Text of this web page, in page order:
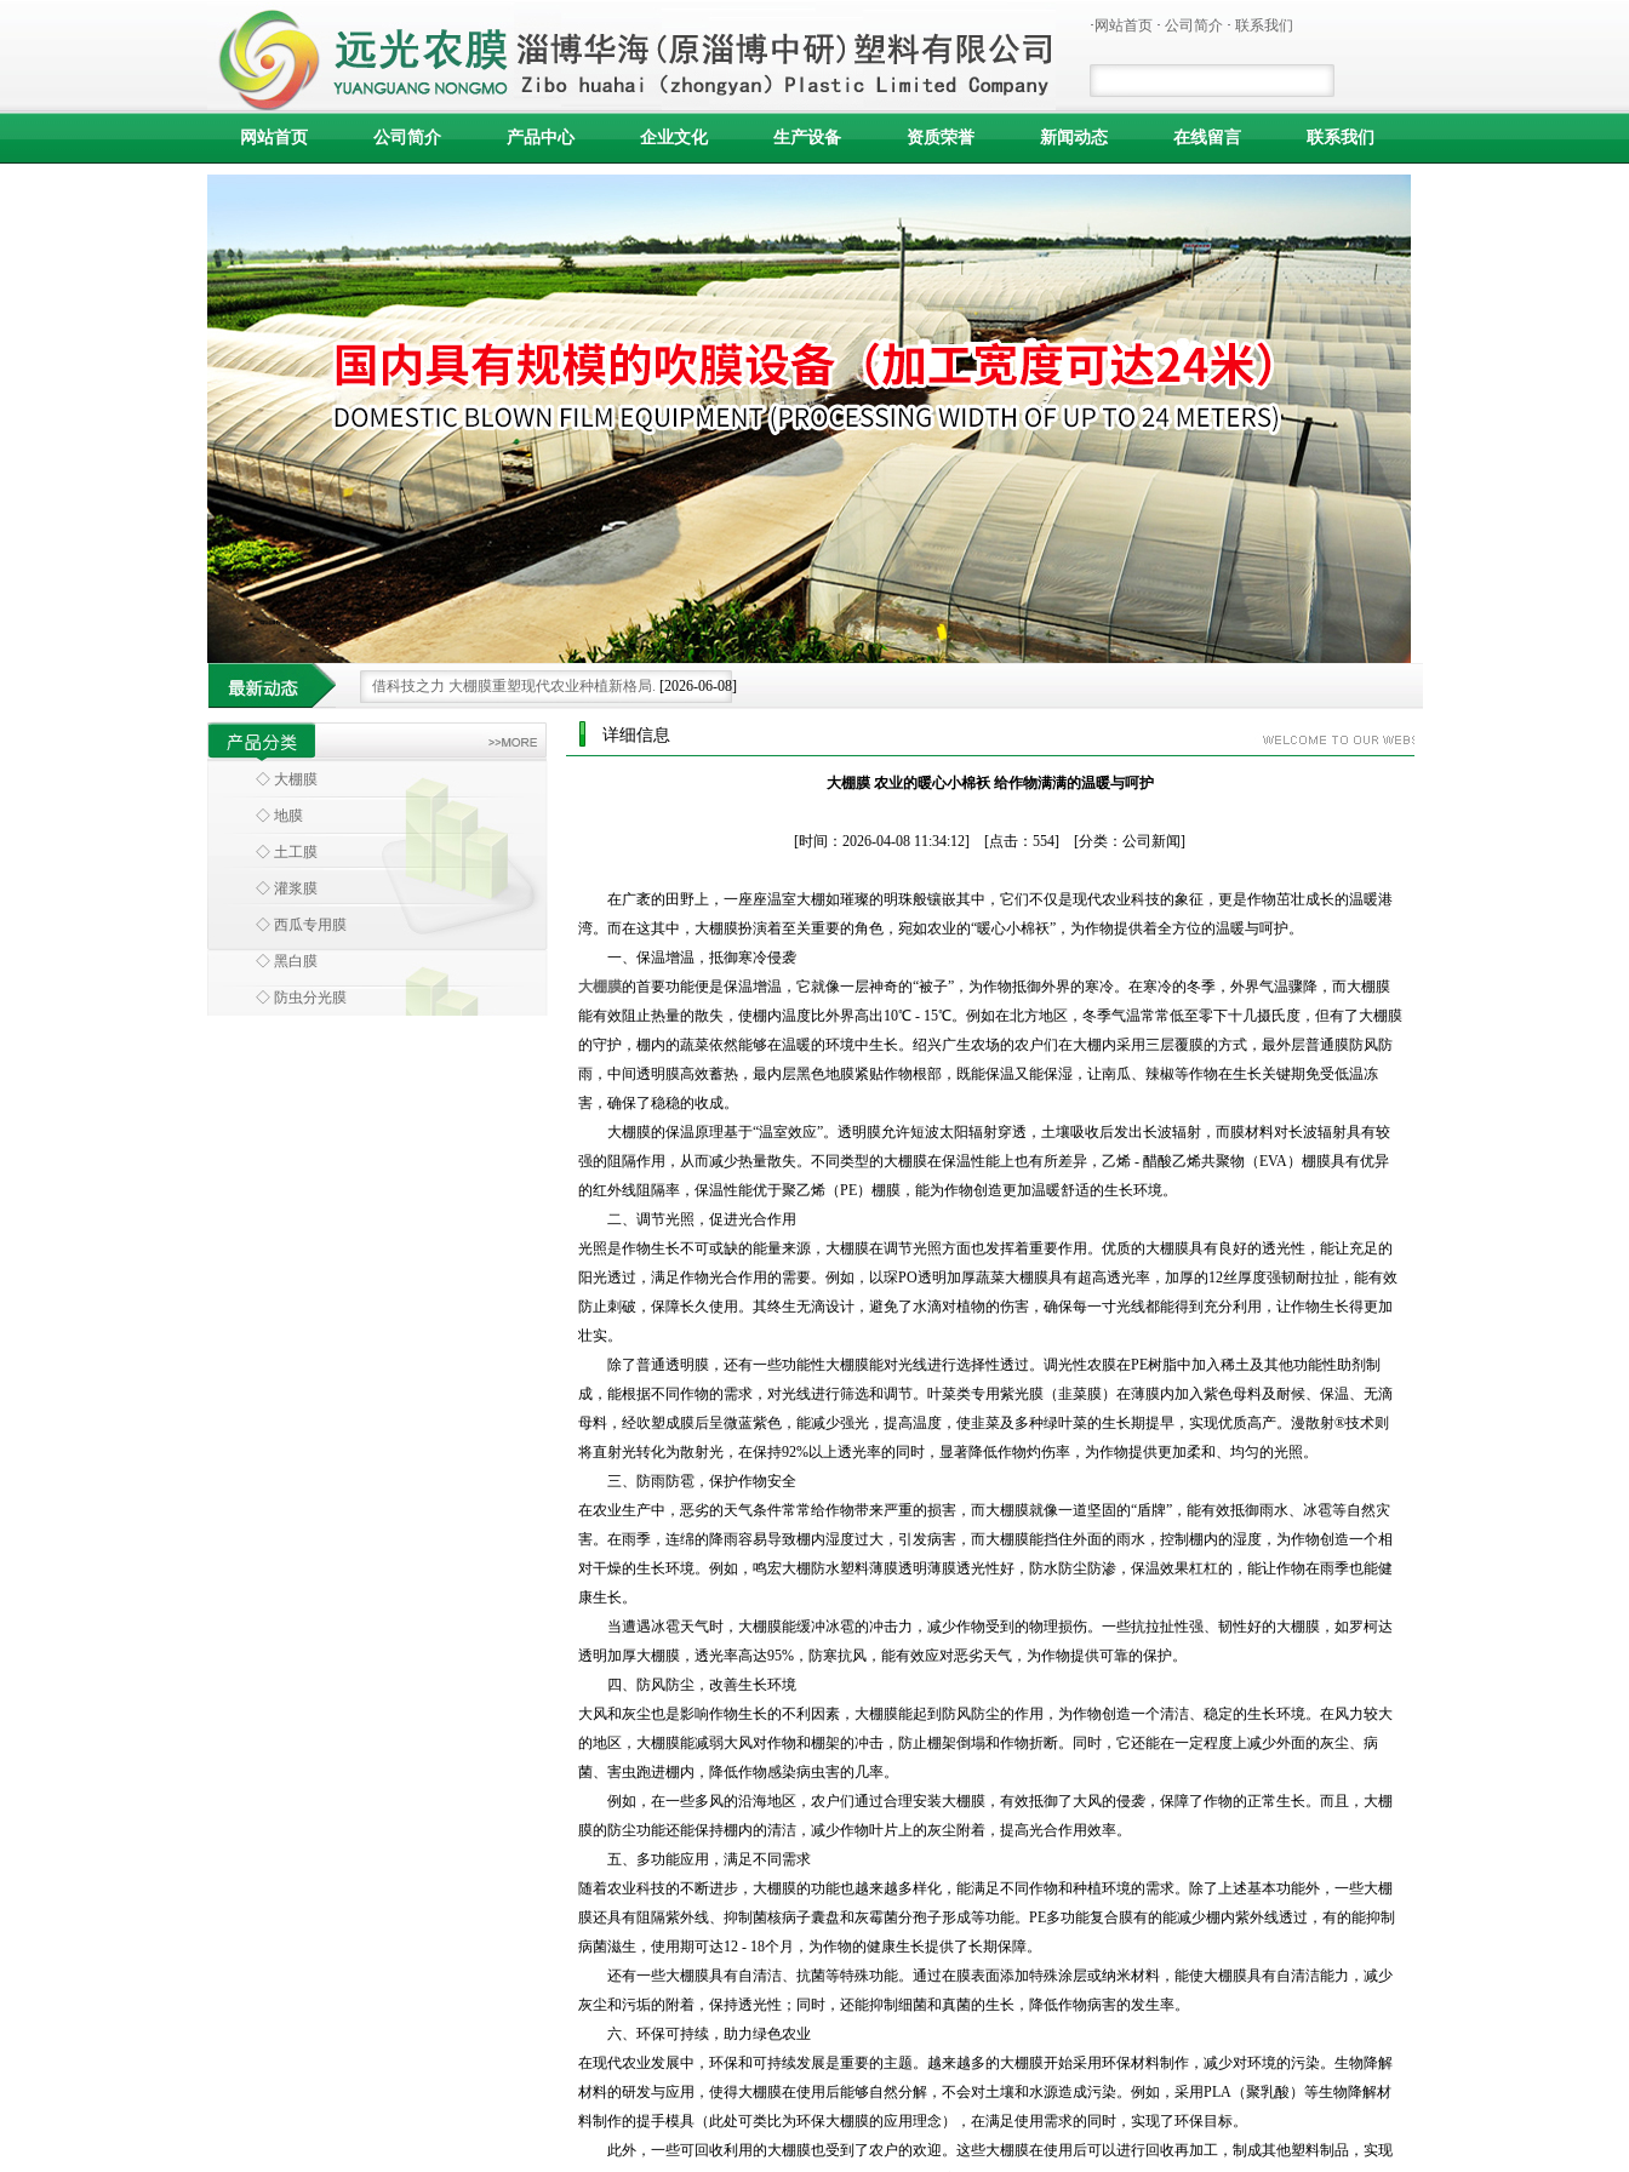
· 网站首页· 公司简介· 联系我们
网站首页 公司简介 产品中心 企业文化 生产设备 资质荣誉 新闻动态 在线留言 联系我们
借科技之力 大棚膜重塑现代农业种植新格局. [2026-06-08]
大棚膜 科技浪潮中农业设施的智慧蜕变
环保大棚膜 引领农业走向绿色可持续新未来.[2026-07-25]
大棚膜 绿色革命下的农业可持续发展膜范
科技领航 大棚膜为农业发展注入创新膜力
◇ 大棚膜
◇ 地膜
◇ 土工膜
◇ 灌浆膜
◇ 西瓜专用膜
◇ 黑白膜
◇ 防虫分光膜
详细信息
大棚膜 农业的暖心小棉袄 给作物满满的温暖与呵护
[时间：2026-04-08 11:34:12] [点击：554] [分类：公司新闻]
在广袤的田野上，一座座温室大棚如璀璨的明珠般镶嵌其中，它们不仅是现代农业科技的象征，更是作物茁壮成长的温暖港
湾。而在这其中，大棚膜扮演着至关重要的角色，宛如农业的“暖心小棉袄”，为作物提供着全方位的温暖与呵护。
一、保温增温，抵御寒冷侵袭
大棚膜的首要功能便是保温增温，它就像一层神奇的“被子”，为作物抵御外界的寒冷。在寒冷的冬季，外界气温骤降，而大棚膜
能有效阻止热量的散失，使棚内温度比外界高出10℃ - 15℃。例如在北方地区，冬季气温常常低至零下十几摄氏度，但有了大棚膜
的守护，棚内的蔬菜依然能够在温暖的环境中生长。绍兴广生农场的农户们在大棚内采用三层覆膜的方式，最外层普通膜防风防
雨，中间透明膜高效蓄热，最内层黑色地膜紧贴作物根部，既能保温又能保湿，让南瓜、辣椒等作物在生长关键期免受低温冻
害，确保了稳稳的收成。
大棚膜的保温原理基于“温室效应”。透明膜允许短波太阳辐射穿透，土壤吸收后发出长波辐射，而膜材料对长波辐射具有较
强的阻隔作用，从而减少热量散失。不同类型的大棚膜在保温性能上也有所差异，乙烯 - 醋酸乙烯共聚物（EVA）棚膜具有优异
的红外线阻隔率，保温性能优于聚乙烯（PE）棚膜，能为作物创造更加温暖舒适的生长环境。
二、调节光照，促进光合作用
光照是作物生长不可或缺的能量来源，大棚膜在调节光照方面也发挥着重要作用。优质的大棚膜具有良好的透光性，能让充足的
阳光透过，满足作物光合作用的需要。例如，以琛PO透明加厚蔬菜大棚膜具有超高透光率，加厚的12丝厚度强韧耐拉扯，能有效
防止刺破，保障长久使用。其终生无滴设计，避免了水滴对植物的伤害，确保每一寸光线都能得到充分利用，让作物生长得更加
壮实。
除了普通透明膜，还有一些功能性大棚膜能对光线进行选择性透过。调光性农膜在PE树脂中加入稀土及其他功能性助剂制
成，能根据不同作物的需求，对光线进行筛选和调节。叶菜类专用紫光膜（韭菜膜）在薄膜内加入紫色母料及耐候、保温、无滴
母料，经吹塑成膜后呈微蓝紫色，能减少强光，提高温度，使韭菜及多种绿叶菜的生长期提早，实现优质高产。漫散射®技术则
将直射光转化为散射光，在保持92%以上透光率的同时，显著降低作物灼伤率，为作物提供更加柔和、均匀的光照。
三、防雨防雹，保护作物安全
在农业生产中，恶劣的天气条件常常给作物带来严重的损害，而大棚膜就像一道坚固的“盾牌”，能有效抵御雨水、冰雹等自然灾
害。在雨季，连绵的降雨容易导致棚内湿度过大，引发病害，而大棚膜能挡住外面的雨水，控制棚内的湿度，为作物创造一个相
对干燥的生长环境。例如，鸣宏大棚防水塑料薄膜透明薄膜透光性好，防水防尘防渗，保温效果杠杠的，能让作物在雨季也能健
康生长。
当遭遇冰雹天气时，大棚膜能缓冲冰雹的冲击力，减少作物受到的物理损伤。一些抗拉扯性强、韧性好的大棚膜，如罗柯达
透明加厚大棚膜，透光率高达95%，防寒抗风，能有效应对恶劣天气，为作物提供可靠的保护。
四、防风防尘，改善生长环境
大风和灰尘也是影响作物生长的不利因素，大棚膜能起到防风防尘的作用，为作物创造一个清洁、稳定的生长环境。在风力较大
的地区，大棚膜能减弱大风对作物和棚架的冲击，防止棚架倒塌和作物折断。同时，它还能在一定程度上减少外面的灰尘、病
菌、害虫跑进棚内，降低作物感染病虫害的几率。
例如，在一些多风的沿海地区，农户们通过合理安装大棚膜，有效抵御了大风的侵袭，保障了作物的正常生长。而且，大棚
膜的防尘功能还能保持棚内的清洁，减少作物叶片上的灰尘附着，提高光合作用效率。
五、多功能应用，满足不同需求
随着农业科技的不断进步，大棚膜的功能也越来越多样化，能满足不同作物和种植环境的需求。除了上述基本功能外，一些大棚
膜还具有阻隔紫外线、抑制菌核病子囊盘和灰霉菌分孢子形成等功能。PE多功能复合膜有的能减少棚内紫外线透过，有的能抑制
病菌滋生，使用期可达12 - 18个月，为作物的健康生长提供了长期保障。
还有一些大棚膜具有自清洁、抗菌等特殊功能。通过在膜表面添加特殊涂层或纳米材料，能使大棚膜具有自清洁能力，减少
灰尘和污垢的附着，保持透光性；同时，还能抑制细菌和真菌的生长，降低作物病害的发生率。
六、环保可持续，助力绿色农业
在现代农业发展中，环保和可持续发展是重要的主题。越来越多的大棚膜开始采用环保材料制作，减少对环境的污染。生物降解
材料的研发与应用，使得大棚膜在使用后能够自然分解，不会对土壤和水源造成污染。例如，采用PLA（聚乳酸）等生物降解材
料制作的提手模具（此处可类比为环保大棚膜的应用理念），在满足使用需求的同时，实现了环保目标。
此外，一些可回收利用的大棚膜也受到了农户的欢迎。这些大棚膜在使用后可以进行回收再加工，制成其他塑料制品，实现